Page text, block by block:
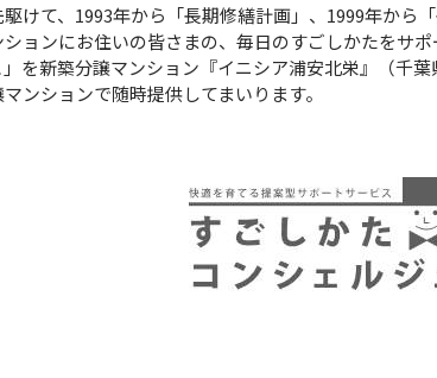
けて、1993年から「長期修繕計画」、1999年から
ョンにお住いの皆さまの、毎日のすごしかたをサ
を新築分譲マンション『イニシア浦安北栄』（千
ンションで随時提供してまいります。